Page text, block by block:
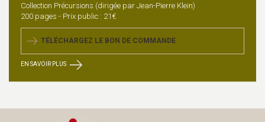
Collection Précursions (dirigée par Jean-Pierre Klein)
200 pages - Prix public : 21€
TÉLÉCHARGEZ LE BON DE COMMANDE
EN SAVOIR PLUS